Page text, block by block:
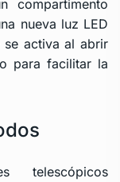
compartimento
nueva luz LED
se activa al abrir
para facilitar la
telescópicos